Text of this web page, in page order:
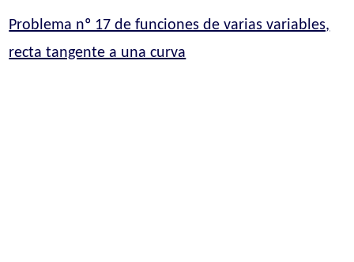
Problema nº 17 de funciones de varias variables,
recta tangente a una curva